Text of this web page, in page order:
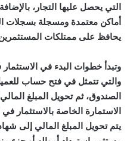
التي يحصل عليها التجار،
أماكن معتمدة ومسجلة بسجلات
يحافظ على ممتلكات
وتبدأ خطوات البدء في
والتي تتمثل في فتح حساب
الصندوق، ثم تحويل المبلغ
الاستمارة الخاصة بالاستثمار
يتم تحويل المبلغ المالي إلى